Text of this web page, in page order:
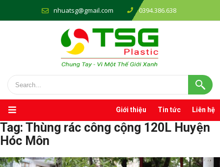
nhuatsg@gmail.com 0394.386.638
Giới thiệu Tin tức Liên hệ
Tag: Thùng rác công cộng 120L Huyện
Hóc Môn